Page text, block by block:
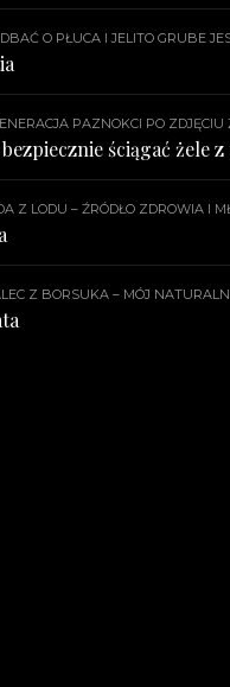
O PŁUCA I JELITO GRUBE
PAZNOKCI PO ZDJĘCIU
bezpiecznie ściągać żele
Z LODU – ŹRÓDŁO ZDROWIA I
Z BORSUKA – MÓJ